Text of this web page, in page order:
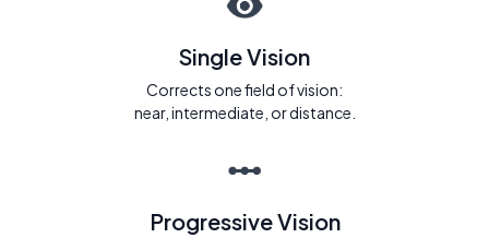
Single Vision
Corrects one field of vision:
near, intermediate, or distance.
Progressive Vision